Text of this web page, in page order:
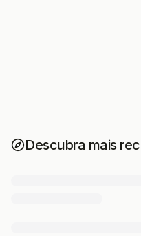
Descubra mais